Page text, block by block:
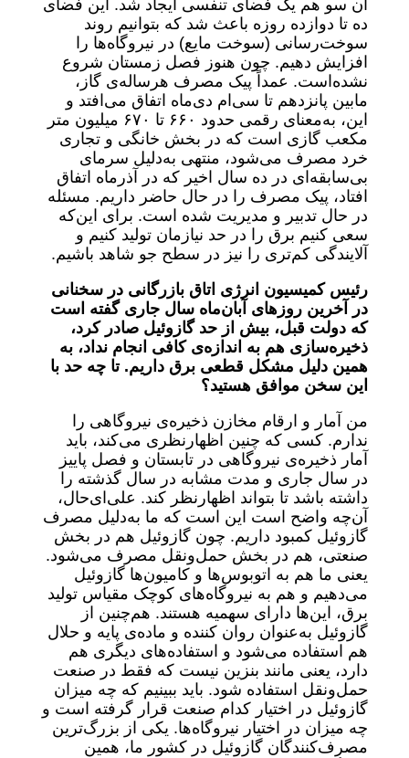
آن سو هم یک فضای تنفسی ایجاد شد. این فضای
ده تا دوازده روزه باعث شد که بتوانیم روند
سوخت‌رسانی (سوخت مایع) در نیروگاه‌ها را
افزایش دهیم. چون هنوز فصل زمستان شروع
نشده‌است. عمداً پیک مصرف هرساله‌ی گاز،
مابین پانزدهم تا سی‌ام دی‌ماه اتفاق می‌افتد و
این، به‌معنای رقمی حدود ۶۶۰ تا ۶۷۰ میلیون متر
مکعب گازی است که در بخش خانگی و تجاری
خرد مصرف می‌شود، منتهی به‌دلیل سرمای
بی‌سابقه‌ای در ده سال اخیر که در آذرماه اتفاق
افتاد، پیک مصرف را در حال حاضر داریم. مسئله
در حال تدبیر و مدیریت شده ‌است. برای این‌که
سعی کنیم برق را در حد نیازمان تولید کنیم و
آلایندگی کم‌تری را نیز در سطح جو شاهد باشیم.
رئیس کمیسیون انرژی اتاق بازرگانی در سخنانی
در آخرین روزهای آبان‌ماه سال جاری گفته ‌است
که دولت قبل، بیش از حد گازوئیل صادر کرد،
ذخیره‌سازی هم به اندازه‌ی کافی انجام نداد، به
همین دلیل مشکل قطعی برق داریم. تا چه حد با
این سخن موافق هستید؟
من آمار و ارقام مخازن ذخیره‌ی نیروگاهی را
ندارم. کسی که چنین اظهارنظری می‌کند، باید
آمار ذخیره‌ی نیروگاهی در تابستان و فصل پاییز
در سال جاری و مدت مشابه در سال گذشته را
داشته باشد تا بتواند اظهارنظر کند. علی‌ای‌حال،
آن‌چه واضح است این است که ما به‌دلیل مصرف
گازوئیل کمبود داریم. چون گازوئیل هم در بخش
صنعتی، هم در بخش حمل‌ونقل مصرف می‌شود.
یعنی ما هم به اتوبوس‌ها و کامیون‌ها گازوئیل
می‌دهیم و هم به نیروگاه‌های کوچک مقیاس تولید
برق، این‌ها دارای سهمیه هستند. هم‌چنین از
گازوئیل به‌عنوان روان کننده و ماده‌ی پایه و حلال
هم استفاده می‌شود و استفاده‌های دیگری هم
دارد، یعنی مانند بنزین نیست که فقط در صنعت
حمل‌ونقل استفاده شود. باید ببینیم که چه میزان
گازوئیل در اختیار کدام صنعت قرار گرفته است و
چه میزان در اختیار نیروگاه‌ها. یکی از بزرگ‌ترین
مصرف‌کنندگان گازوئیل در کشور ما، همین